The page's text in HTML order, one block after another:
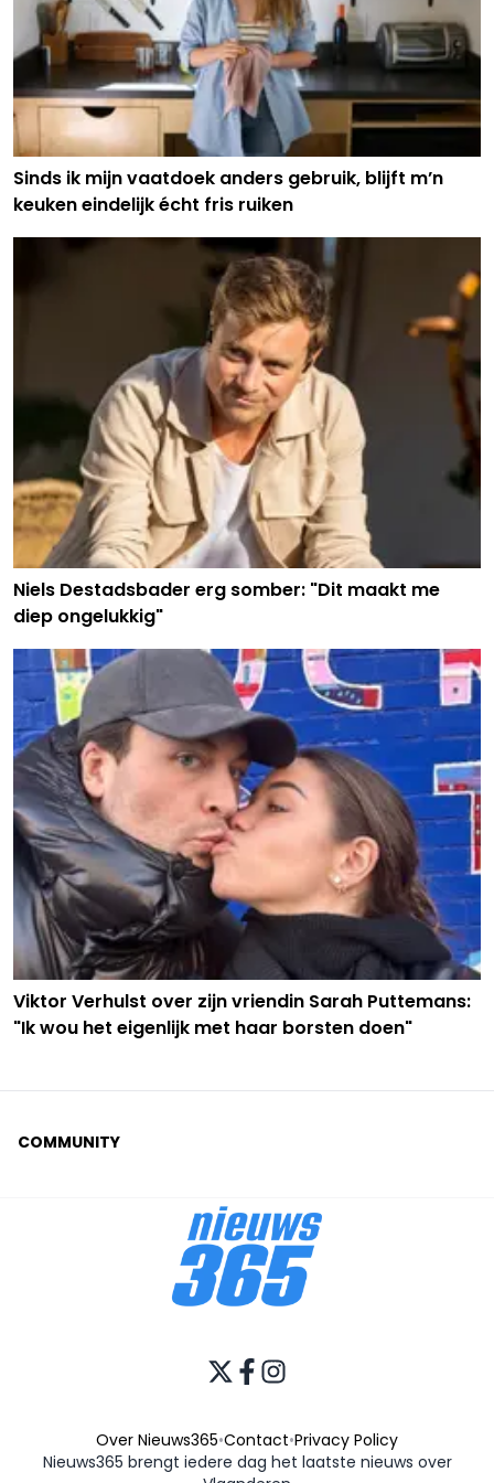
Sinds ik mijn vaatdoek anders gebruik, blijft m’n
keuken eindelijk écht fris ruiken
Niels Destadsbader erg somber: "Dit maakt me
diep ongelukkig"
Viktor Verhulst over zijn vriendin Sarah Puttemans:
"Ik wou het eigenlijk met haar borsten doen"
COMMUNITY
Over Nieuws365•Contact•Privacy Policy
Nieuws365 brengt iedere dag het laatste nieuws over